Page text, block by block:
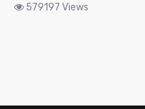
579197 Views